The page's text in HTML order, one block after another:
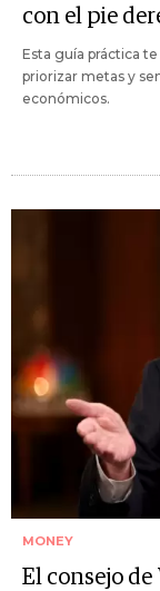
con el pie
Esta guía práctica
priorizar metas y
económicos.
MONEY
El consejo